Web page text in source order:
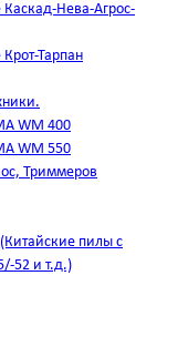
Нева-Агрос-
Тарпан
WM 400
WM 550
Триммеров
пилы с
52 и т.д.)